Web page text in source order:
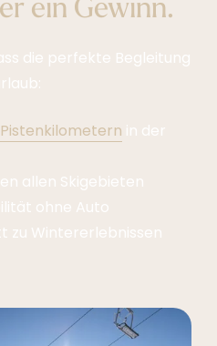
die perfekte Begleitung
in der
allen Skigebieten
ohne Auto
zu Wintererlebnissen